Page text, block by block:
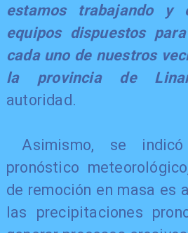
estamos trabajando y
equipos dispuestos
cada uno de nuestros
la provincia de
autoridad.
Asimismo, se
pronóstico
de remoción en masa es
las precipitaciones